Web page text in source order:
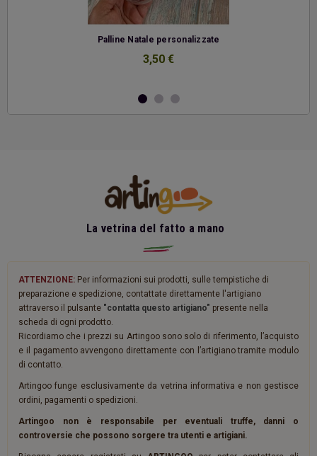
Palline Natale personalizzate
3,50 €
La vetrina del fatto a mano
ATTENZIONE: Per informazioni sui prodotti, sulle tempistiche di
preparazione e spedizione, contattate direttamente l'artigiano
attraverso il pulsante "contatta questo artigiano" presente nella
scheda di ogni prodotto.
Ricordiamo che i prezzi su Artingoo sono solo di riferimento, l’acquisto
e il pagamento avvengono direttamente con l’artigiano tramite modulo
di contatto.
Artingoo funge esclusivamente da vetrina informativa e non gestisce
ordini, pagamenti o spedizioni.
Artingoo non è responsabile per eventuali truffe, danni o
controversie che possono sorgere tra utenti e artigiani.